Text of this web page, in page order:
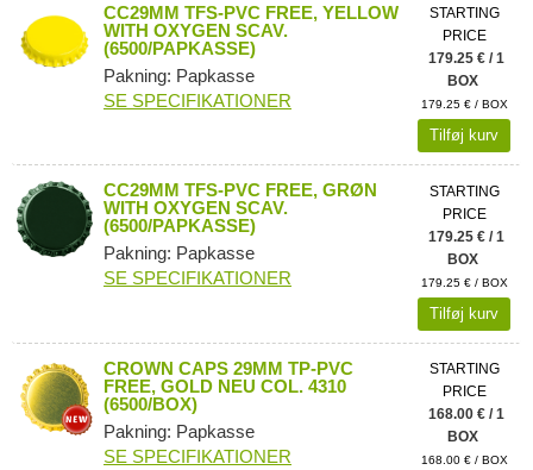
CC29MM TFS-PVC FREE, YELLOW
WITH OXYGEN SCAV.
(6500/PAPKASSE)
Pakning: Papkasse
SE SPECIFIKATIONER
STARTING
PRICE
179.25 € / 1
BOX
179.25 € / BOX
Tilføj kurv
CC29MM TFS-PVC FREE, GRØN
WITH OXYGEN SCAV.
(6500/PAPKASSE)
Pakning: Papkasse
SE SPECIFIKATIONER
STARTING
PRICE
179.25 € / 1
BOX
179.25 € / BOX
Tilføj kurv
CROWN CAPS 29MM TP-PVC
FREE, GOLD NEU COL. 4310
(6500/BOX)
Pakning: Papkasse
SE SPECIFIKATIONER
STARTING
PRICE
168.00 € / 1
BOX
168.00 € / BOX